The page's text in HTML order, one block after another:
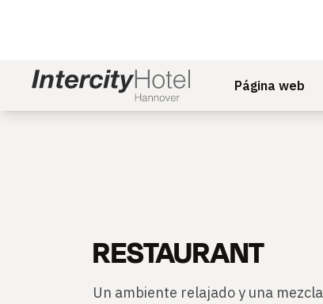
Página web
RESTAURANT
Un ambiente relajado y una